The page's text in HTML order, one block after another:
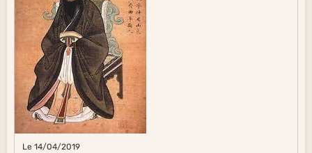
Le 14/04/2019